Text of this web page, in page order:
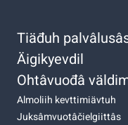
Tiäđuh
Äigikyevdil
Ohtâvuođâ
Almoliih kevttimiävtuh
Juksâmvuotâčielgiittâs